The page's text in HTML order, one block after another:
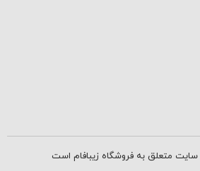
متعلق به فروشگاه زیبافام است